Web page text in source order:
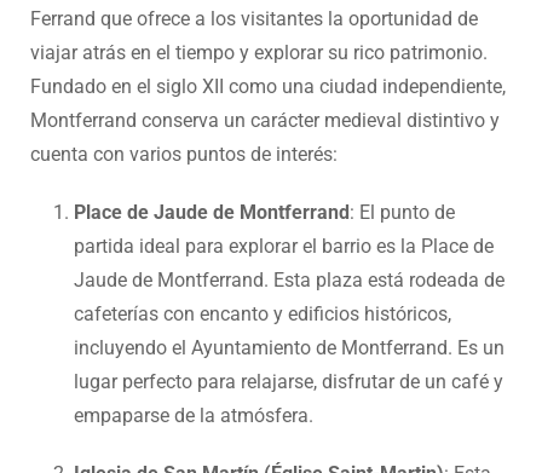
Ferrand que ofrece a los visitantes la oportunidad de
viajar atrás en el tiempo y explorar su rico patrimonio.
Fundado en el siglo XII como una ciudad independiente,
Montferrand conserva un carácter medieval distintivo y
cuenta con varios puntos de interés:
Place de Jaude de Montferrand: El punto de
partida ideal para explorar el barrio es la Place de
Jaude de Montferrand. Esta plaza está rodeada de
cafeterías con encanto y edificios históricos,
incluyendo el Ayuntamiento de Montferrand. Es un
lugar perfecto para relajarse, disfrutar de un café y
empaparse de la atmósfera.